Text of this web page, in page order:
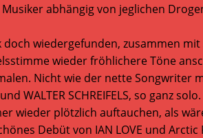
abhängig von jeglichen
wiedergefunden, zusammen
wieder fröhlichere Töne
Nicht wie der nette Songwriter
WALTER SCHREIFELS, so ganz solo.
wieder plötzlich auftauchen, als
Debüt von IAN LOVE und